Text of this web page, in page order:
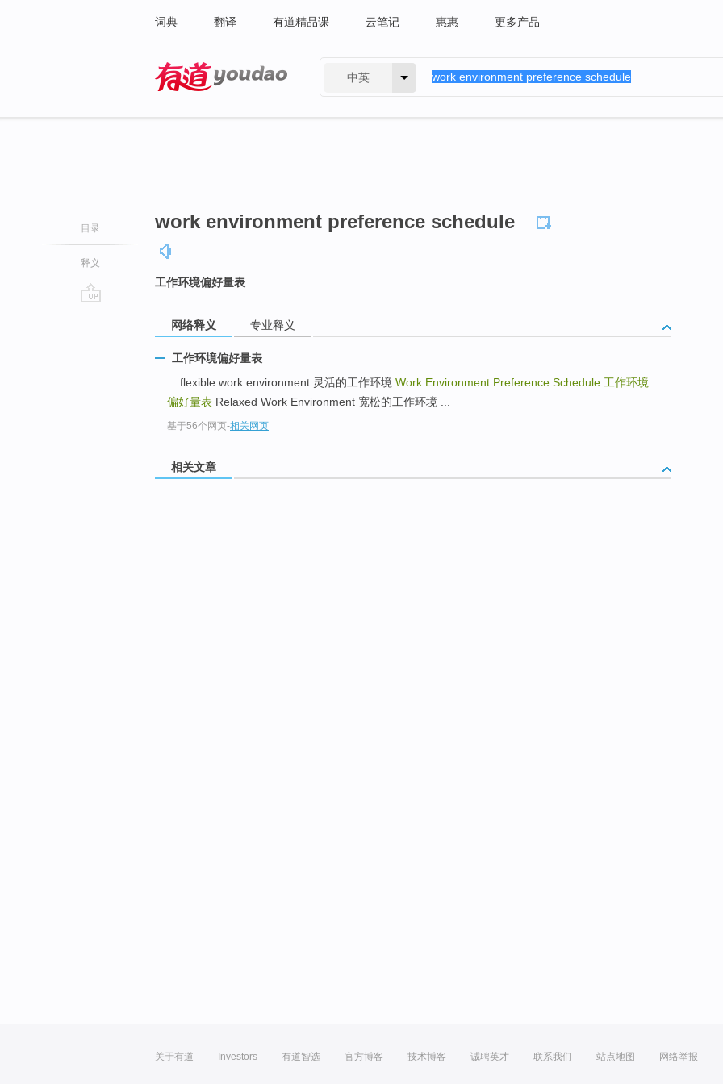
词典 翻译 有道精品课 云笔记 惠惠 更多产品
中英
目录
释义
work environment preference schedule
工作环境偏好量表
网络释义 专业释义
工作环境偏好量表
... flexible work environment 灵活的工作环境 Work Environment Preference Schedule 工作环境
偏好量表 Relaxed Work Environment 宽松的工作环境 ...
基于56个网页-相关网页
相关文章
关于有道 Investors 有道智选 官方博客 技术博客 诚聘英才 联系我们 站点地图 网络举报